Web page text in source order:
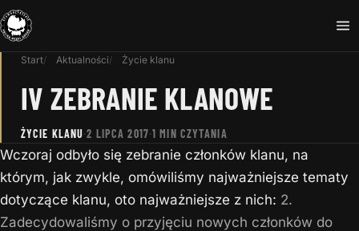
Start Aktualności Życie klanu
IV ZEBRANIE KLANOWE
ŻYCIE KLANU·2 LIPCA 2017·1 MIN CZYTANIA
Wczoraj odbyło się zebranie członków klanu, na
którym, jak zwykle, omówiliśmy najważniejsze tematy
dotyczące klanu, oto najważniejsze z nich: 2.
Zadecydowaliśmy o przyjęciu nowych członków do